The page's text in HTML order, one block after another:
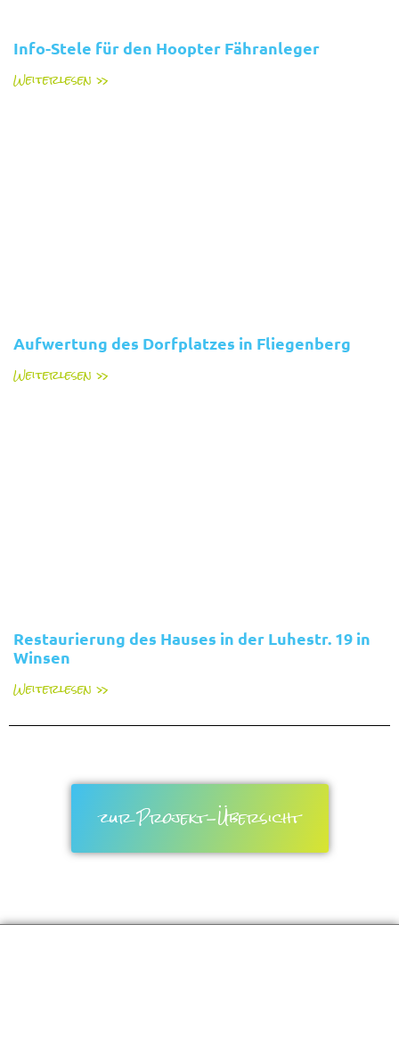
Info-Stele für den Hoopter Fähranleger
Weiterlesen »
Aufwertung des Dorfplatzes in Fliegenberg
Weiterlesen »
Restaurierung des Hauses in der Luhestr. 19 in
Winsen
Weiterlesen »
zur Projekt-Übersicht